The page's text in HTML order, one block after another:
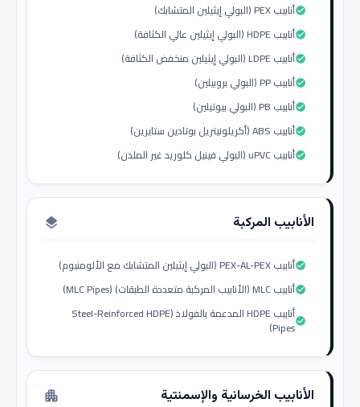
أنابيب PEX (البولي إيثيلين المتشابك)check_circle
أنابيب HDPE (البولي إيثيلين عالي الكثافة)check_circle
أنابيب LDPE (البولي إيثيلين منخفض الكثافة)check_circle
أنابيب PP (البولي بروبيلين)check_circle
أنابيب PB (البولي بيوتيلين)check_circle
أنابيب ABS (أكريلونيتريل بوتادين ستايرين)check_circle
أنابيب uPVC (البولي فينيل كلوريد غير الملدن)check_circle
الأنابيب المركبة layers
أنابيب PEX-AL-PEX (البولي إيثيلين المتشابك مع الألومنيوم)check_circle
أنابيب MLC (الأنابيب المركبة متعددة الطبقات) (MLC Pipes)check_circle
أنابيب HDPE المدعمة بالفولاذ (Steel-Reinforced HDPE
Pipes)check_circle
الأنابيب الخرسانية والإسمنتية apartment